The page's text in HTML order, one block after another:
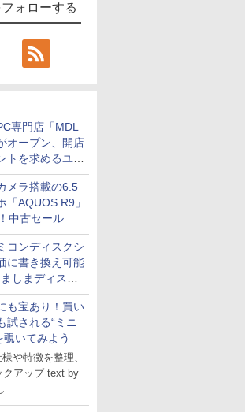
ォローする
専門店「MDL
オープン、開店
トを求めるユー
せ長蛇の列に
メラ搭載の6.5
「AQUOS R9」
中古セール
コンディスクシ
に書き換え可能
しまディスク
も宝あり！買い
試される“ミニ
覗いてみよう
や特徴を整理、
クアップ text by